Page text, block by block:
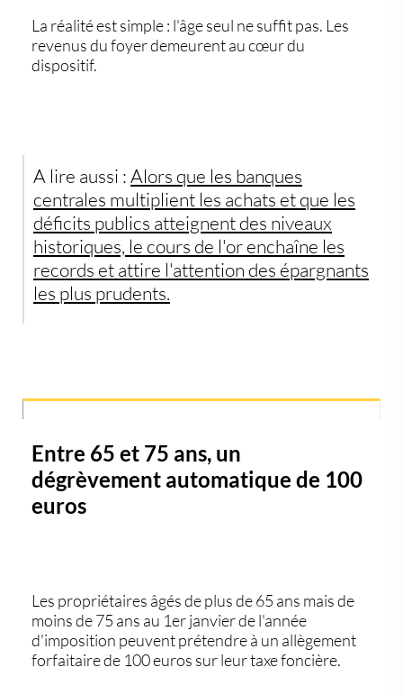
La réalité est simple : l'âge seul ne suffit pas. Les
revenus du foyer demeurent au cœur du
dispositif.
A lire aussi :Alors que les banques
centrales multiplient les achats et que les
déficits publics atteignent des niveaux
historiques, le cours de l'or enchaîne les
records et attire l'attention des épargnants
les plus prudents.
Entre 65 et 75 ans, un
dégrèvement automatique de 100
euros
Les propriétaires âgés de plus de 65 ans mais de
moins de 75 ans au 1er janvier de l'année
d'imposition peuvent prétendre à un allègement
forfaitaire de 100 euros sur leur taxe foncière.